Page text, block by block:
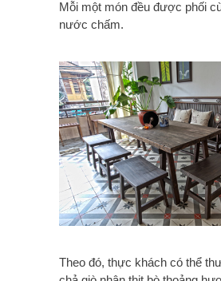
Mỗi một món đều được phối
nước chấm.
Theo đó, thực khách có thể